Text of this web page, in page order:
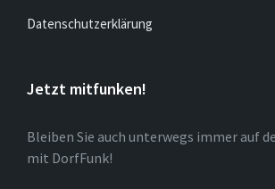
Datenschutzerklärung
Jetzt mitfunken!
Bleiben Sie auch unterwegs immer auf
mit DorfFunk!